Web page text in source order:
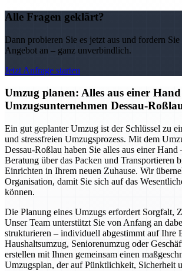
Alle Fragen geklärt?
Dann probieren Sie es jetzt aus und fordern
Angebot an – ganz unverbindlich.
Jetzt Anfrage starten
Umzug planen: Alles aus einer
Umzugsunternehmen Dessau-
Ein gut geplanter Umzug ist der Schlüssel zu
und stressfreien Umzugsprozess. Mit dem
Dessau-Roßlau haben Sie alles aus einer Hand
Beratung über das Packen und Transportieren
Einrichten in Ihrem neuen Zuhause. Wir
Organisation, damit Sie sich auf das
können.
Die Planung eines Umzugs erfordert Sorgfalt,
Unser Team unterstützt Sie von Anfang an
strukturieren – individuell abgestimmt auf Ihre
Haushaltsumzug, Seniorenumzug oder
erstellen mit Ihnen gemeinsam einen
Umzugsplan, der auf Pünktlichkeit, Sicherheit